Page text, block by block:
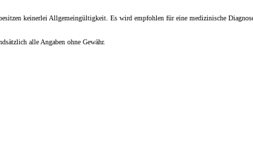
keinerlei Allgemeingültigkeit. Es wird empfohlen für eine medizinische Diagnose
alle Angaben ohne Gewähr.